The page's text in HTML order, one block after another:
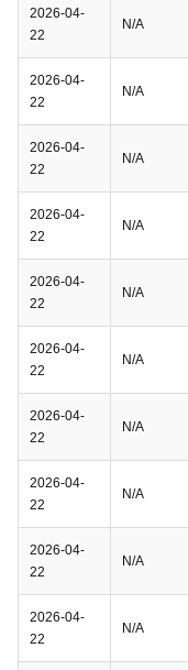
2026-04-
22
N/A
2026-04-
22
N/A
2026-04-
22
N/A
2026-04-
22
N/A
2026-04-
22
N/A
2026-04-
22
N/A
2026-04-
22
N/A
2026-04-
22
N/A
2026-04-
22
N/A
2026-04-
22
N/A